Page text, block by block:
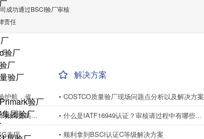
验厂
厂
验厂
验厂
团验厂
成功通过BSCI验厂审核
责任
护航，省...
如何提高...
表现...
解决方案
• COSTCO质量验厂现场问题点分析以及解决方案
• 什么是IATF16949认证？审核请过程中有哪些...
• 顺利拿到BSCI认证C等级解决方案